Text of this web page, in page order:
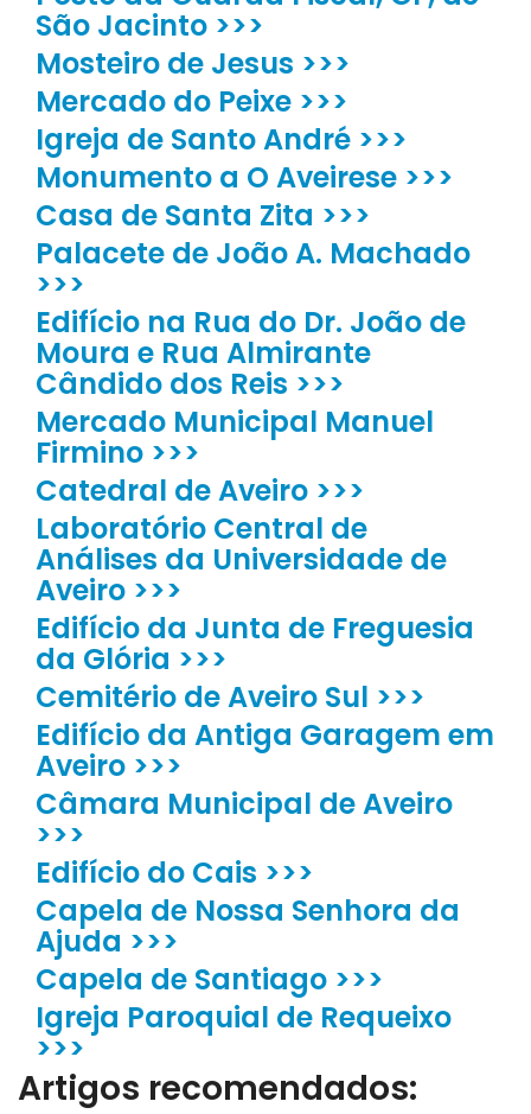
São Jacinto >>>
Mosteiro de Jesus >>>
Mercado do Peixe >>>
Igreja de Santo André >>>
Monumento a O Aveirese >>>
Casa de Santa Zita >>>
Palacete de João A. Machado
>>>
Edifício na Rua do Dr. João de
Moura e Rua Almirante
Cândido dos Reis >>>
Mercado Municipal Manuel
Firmino >>>
Catedral de Aveiro >>>
Laboratório Central de
Análises da Universidade de
Aveiro >>>
Edifício da Junta de Freguesia
da Glória >>>
Cemitério de Aveiro Sul >>>
Edifício da Antiga Garagem em
Aveiro >>>
Câmara Municipal de Aveiro
>>>
Edifício do Cais >>>
Capela de Nossa Senhora da
Ajuda >>>
Capela de Santiago >>>
Igreja Paroquial de Requeixo
>>>
Artigos recomendados: